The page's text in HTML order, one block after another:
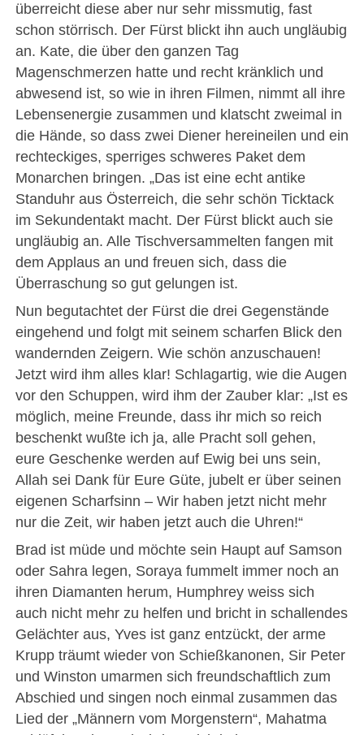
überreicht diese aber nur sehr missmutig, fast
schon störrisch. Der Fürst blickt ihn auch ungläubig
an. Kate, die über den ganzen Tag
Magenschmerzen hatte und recht kränklich und
abwesend ist, so wie in ihren Filmen, nimmt all ihre
Lebensenergie zusammen und klatscht zweimal in
die Hände, so dass zwei Diener hereineilen und ein
rechteckiges, sperriges schweres Paket dem
Monarchen bringen. „Das ist eine echt antike
Standuhr aus Österreich, die sehr schön Ticktack
im Sekundentakt macht. Der Fürst blickt auch sie
ungläubig an. Alle Tischversammelten fangen mit
dem Applaus an und freuen sich, dass die
Überraschung so gut gelungen ist.
Nun begutachtet der Fürst die drei Gegenstände
eingehend und folgt mit seinem scharfen Blick den
wandernden Zeigern. Wie schön anzuschauen!
Jetzt wird ihm alles klar! Schlagartig, wie die Augen
vor den Schuppen, wird ihm der Zauber klar: „Ist es
möglich, meine Freunde, dass ihr mich so reich
beschenkt wußte ich ja, alle Pracht soll gehen,
eure Geschenke werden auf Ewig bei uns sein,
Allah sei Dank für Eure Güte, jubelt er über seinen
eigenen Scharfsinn – Wir haben jetzt nicht mehr
nur die Zeit, wir haben jetzt auch die Uhren!“
Brad ist müde und möchte sein Haupt auf Samson
oder Sahra legen, Soraya fummelt immer noch an
ihren Diamanten herum, Humphrey weiss sich
auch nicht mehr zu helfen und bricht in schallendes
Gelächter aus, Yves ist ganz entzückt, der arme
Krupp träumt wieder von Schießkanonen, Sir Peter
und Winston umarmen sich freundschaftlich zum
Abschied und singen noch einmal zusammen das
Lied der „Männern vom Morgenstern“, Mahatma